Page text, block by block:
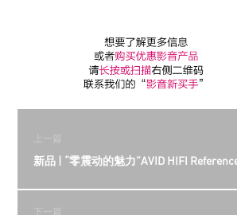
上一篇
新品 | “零震动的魅力”AVID HIFI
下一篇